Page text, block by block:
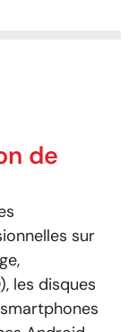
de
sur
les disques